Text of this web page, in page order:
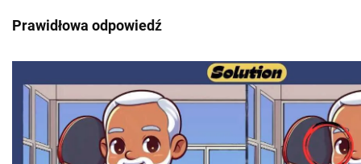
Prawidłowa odpowiedź